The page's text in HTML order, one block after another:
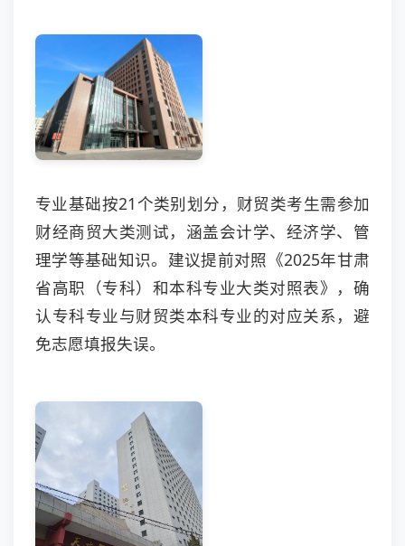
专业基础按21个类别划分，财贸类考生需参加
财经商贸大类测试，涵盖会计学、经济学、管
理学等基础知识。建议提前对照《2025年甘肃
省高职（专科）和本科专业大类对照表》，确
认专科专业与财贸类本科专业的对应关系，避
免志愿填报失误。